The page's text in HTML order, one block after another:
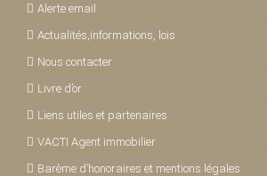
Alerte email
Actualités,informations, lois
Nous contacter
Livre d’or
Liens utiles et partenaires
VACTI Agent immobilier
Barème d’honoraires et mentions légales